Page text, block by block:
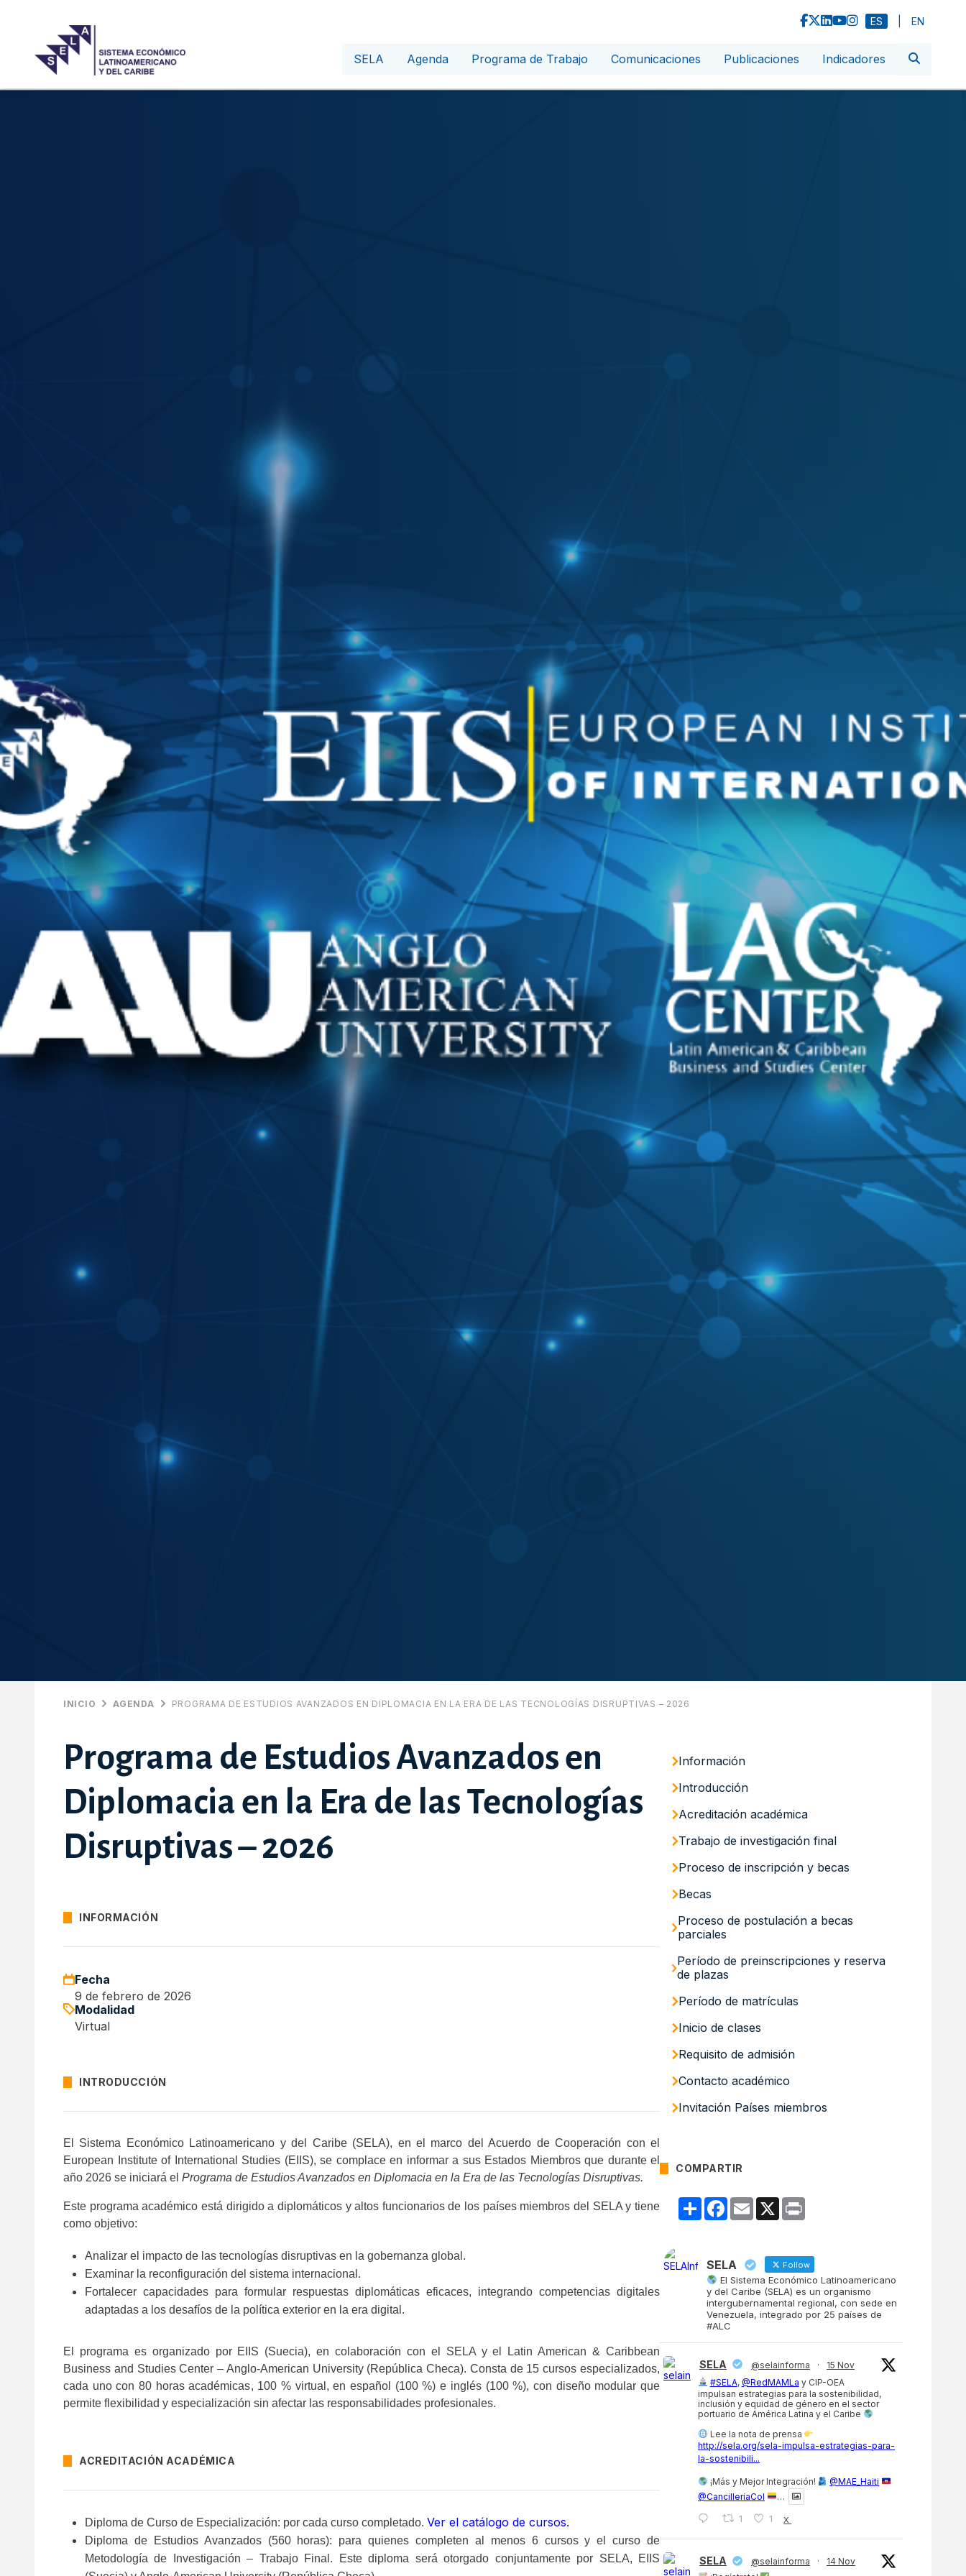
ES EN
SELA Agenda Programa de Trabajo Comunicaciones Publicaciones Indicadores
INICIO AGENDA PROGRAMA DE ESTUDIOS AVANZADOS EN DIPLOMACIA EN LA ERA DE LAS TECNOLOGÍAS DISRUPTIVAS – 2026
Programa de Estudios Avanzados en
Diplomacia en la Era de las Tecnologías
Disruptivas – 2026
INFORMACIÓN
Fecha
9 de febrero de 2026
Modalidad
Virtual
INTRODUCCIÓN
El Sistema Económico Latinoamericano y del Caribe (SELA), en el marco del Acuerdo de Cooperación con el
European Institute of International Studies (EIIS), se complace en informar a sus Estados Miembros que durante el
año 2026 se iniciará el Programa de Estudios Avanzados en Diplomacia en la Era de las Tecnologías Disruptivas.
Este programa académico está dirigido a diplomáticos y altos funcionarios de los países miembros del SELA y tiene
como objetivo:
Analizar el impacto de las tecnologías disruptivas en la gobernanza global.
Examinar la reconfiguración del sistema internacional.
Fortalecer capacidades para formular respuestas diplomáticas eficaces, integrando competencias digitales
adaptadas a los desafíos de la política exterior en la era digital.
El programa es organizado por EIIS (Suecia), en colaboración con el SELA y el Latin American & Caribbean
Business and Studies Center – Anglo-American University (República Checa). Consta de 15 cursos especializados,
cada uno con 80 horas académicas, 100 % virtual, en español (100 %) e inglés (100 %), con diseño modular que
permite flexibilidad y especialización sin afectar las responsabilidades profesionales.
ACREDITACIÓN ACADÉMICA
Diploma de Curso de Especialización: por cada curso completado. Ver el catálogo de cursos.
Diploma de Estudios Avanzados (560 horas): para quienes completen al menos 6 cursos y el curso de
Metodología de Investigación – Trabajo Final. Este diploma será otorgado conjuntamente por SELA, EIIS
Información
Introducción
Acreditación académica
Trabajo de investigación final
Proceso de inscripción y becas
Becas
Proceso de postulación a becas
parciales
Período de preinscripciones y reserva
de plazas
Período de matrículas
Inicio de clases
Requisito de admisión
Contacto académico
Invitación Países miembros
COMPARTIR
CompartirFacebook
Email X
SELA Follow
El Sistema Económico Latinoamericano
y del Caribe (SELA) es un organismo
intergubernamental regional, con sede en
Venezuela, integrado por 25 países de
#ALC
SELA @selainforma ·
15 Nov
#SELA, @RedMAMLa y CIP-OEA
impulsan estrategias para la sostenibilidad,
inclusión y equidad de género en el sector
portuario de América Latina y el Caribe
Lee la nota de prensa
http://sela.org/sela-impulsa-estrategias-para-
la-sostenibili...
¡Más y Mejor Integración!
@MAE_Haiti
@CancilleriaCol
…
1 1 X
SELA @selainforma ·
14 Nov